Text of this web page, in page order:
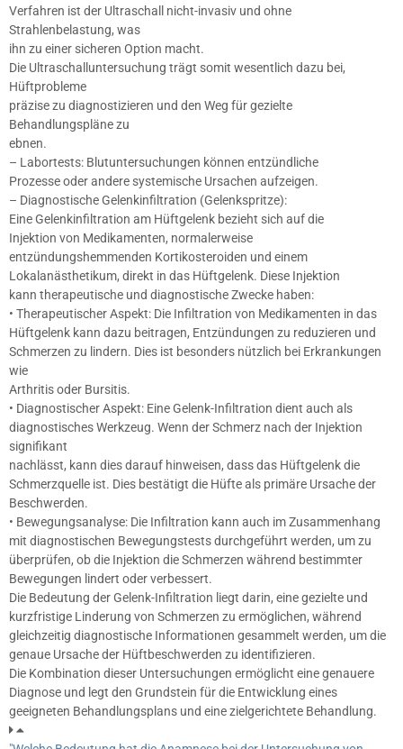
Verfahren ist der Ultraschall nicht-invasiv und ohne
Strahlenbelastung, was
ihn zu einer sicheren Option macht.
Die Ultraschalluntersuchung trägt somit wesentlich dazu bei,
Hüftprobleme
präzise zu diagnostizieren und den Weg für gezielte
Behandlungspläne zu
ebnen.
– Labortests: Blutuntersuchungen können entzündliche
Prozesse oder andere systemische Ursachen aufzeigen.
– Diagnostische Gelenkinfiltration (Gelenkspritze):
Eine Gelenkinfiltration am Hüftgelenk bezieht sich auf die
Injektion von Medikamenten, normalerweise
entzündungshemmenden Kortikosteroiden und einem
Lokalanästhetikum, direkt in das Hüftgelenk. Diese Injektion
kann therapeutische und diagnostische Zwecke haben:
• Therapeutischer Aspekt: Die Infiltration von Medikamenten in das
Hüftgelenk kann dazu beitragen, Entzündungen zu reduzieren und
Schmerzen zu lindern. Dies ist besonders nützlich bei Erkrankungen
wie
Arthritis oder Bursitis.
• Diagnostischer Aspekt: Eine Gelenk-Infiltration dient auch als
diagnostisches Werkzeug. Wenn der Schmerz nach der Injektion
signifikant
nachlässt, kann dies darauf hinweisen, dass das Hüftgelenk die
Schmerzquelle ist. Dies bestätigt die Hüfte als primäre Ursache der
Beschwerden.
• Bewegungsanalyse: Die Infiltration kann auch im Zusammenhang
mit diagnostischen Bewegungstests durchgeführt werden, um zu
überprüfen, ob die Injektion die Schmerzen während bestimmter
Bewegungen lindert oder verbessert.
Die Bedeutung der Gelenk-Infiltration liegt darin, eine gezielte und
kurzfristige Linderung von Schmerzen zu ermöglichen, während ​
gleichzeitig diagnostische Informationen gesammelt werden, um die
genaue Ursache der Hüftbeschwerden zu identifizieren.
Die Kombination dieser Untersuchungen ermöglicht eine genauere
Diagnose und legt den Grundstein für die Entwicklung eines
geeigneten Behandlungsplans und eine zielgerichtete Behandlung.